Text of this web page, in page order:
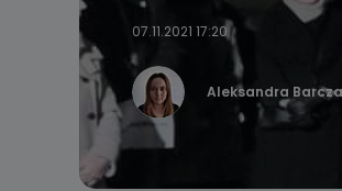
07.11.2021 17:20
Aleksandra